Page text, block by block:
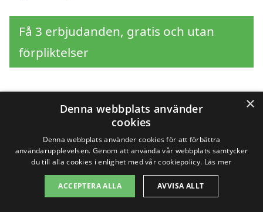
Få 3 erbjudanden, gratis och utan
förpliktelser
Sök efter en
professionell för
bergvärme i andra
städer nära Björke
×
Denna webbplats använder
cookies
Denna webbplats använder cookies för att förbättra
användarupplevelsen. Genom att använda vår webbplats samtycker
du till alla cookies i enlighet med vår cookiepolicy. Läs mer
ACCEPTERA ALLA AVVISA ALLT